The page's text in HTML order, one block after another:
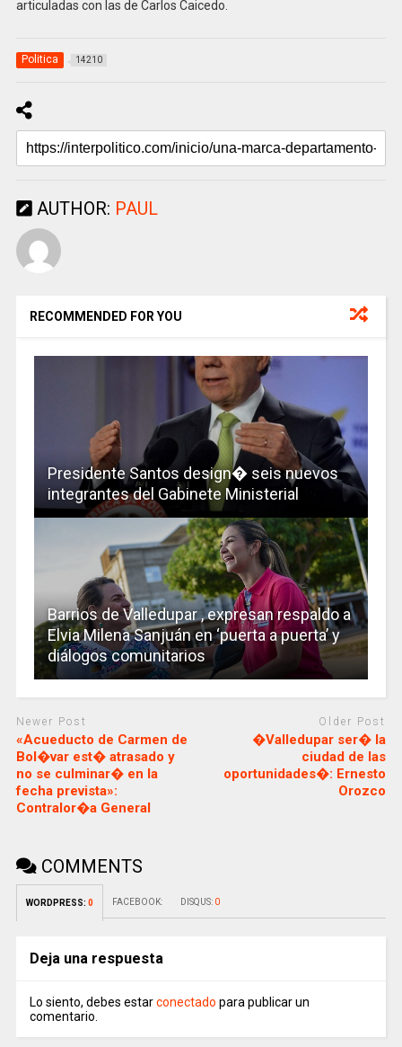
articuladas con las de Carlos Caicedo.
Politica 14210
AUTHOR: PAUL
RECOMMENDED FOR YOU
Presidente Santos design� seis nuevos
integrantes del Gabinete Ministerial
Barrios de Valledupar , expresan respaldo a
Elvia Milena Sanjuán en ‘puerta a puerta’ y
diálogos comunitarios
Newer Post
«Acueducto de Carmen de
Bol�var est� atrasado y
no se culminar� en la
fecha prevista»:
Contralor�a General
Older Post
�Valledupar ser� la
ciudad de las
oportunidades�: Ernesto
Orozco
COMMENTS
WORDPRESS: 0 FACEBOOK: DISQUS: 0
Deja una respuesta
Lo siento, debes estarconectado para publicar un
comentario.